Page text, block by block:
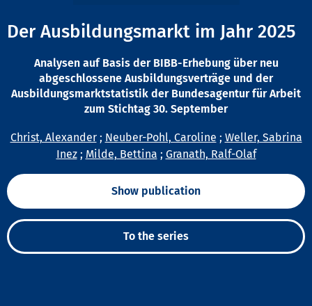
Der Ausbildungsmarkt im Jahr 2025
Analysen auf Basis der BIBB-Erhebung über neu
abgeschlossene Ausbildungsverträge und der
Ausbildungsmarktstatistik der Bundesagentur für Arbeit
zum Stichtag 30. September
Christ, Alexander; Neuber-Pohl, Caroline ; Weller, Sabrina
Inez; Milde, Bettina ; Granath, Ralf-Olaf
Show publication
To the series